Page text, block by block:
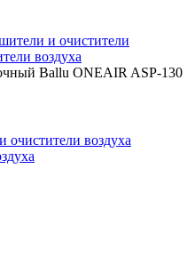
и очистители
воздуха
Ballu ONEAIR ASP-130
воздуха